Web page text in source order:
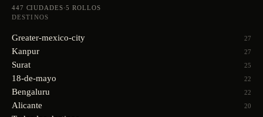
447 CIUDADES·5 ROLLOS
DESTINOS
Greater-mexico-city 27
Kanpur 27
Surat 25
18-de-mayo 22
Bengaluru 22
Alicante 20